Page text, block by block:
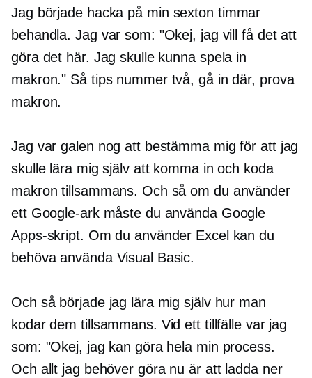
Jag började hacka på min sexton timmar
behandla. Jag var som: "Okej, jag vill få det att
göra det här. Jag skulle kunna spela in
makron." Så tips nummer två, gå in där, prova
makron.
Jag var galen nog att bestämma mig för att jag
skulle lära mig själv att komma in och koda
makron tillsammans. Och så om du använder
ett Google-ark måste du använda Google
Apps-skript. Om du använder Excel kan du
behöva använda Visual Basic.
Och så började jag lära mig själv hur man
kodar dem tillsammans. Vid ett tillfälle var jag
som: "Okej, jag kan göra hela min process.
Och allt jag behöver göra nu är att ladda ner